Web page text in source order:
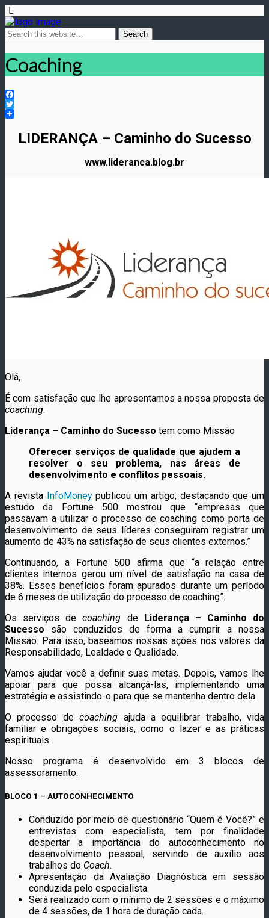
Coaching
Facebook
Twitter
LIDERANÇA – Caminho do Sucesso
www.lideranca.blog.br
Olá,
É com satisfação que lhe apresentamos a nossa proposta de
coaching.
Liderança – Caminho do Sucesso tem como Missão
Oferecer serviços de qualidade que ajudem a
resolver o seu problema, nas áreas de
desenvolvimento e conflitos pessoais.
A revista InfoMoneypublicou um artigo, destacando que um
estudo da Fortune 500 mostrou que “empresas que
passavam a utilizar o processo de coaching como porta de
desenvolvimento de seus líderes conseguiram registrar um
aumento de 43% na satisfação de seus clientes externos.”
Continuando, a Fortune 500 afirma que “a relação entre
clientes internos gerou um nível de satisfação na casa de
38%. Esses benefícios foram apurados durante um período
de 6 meses de utilização do processo de coaching”.
Os serviços decoaching de Liderança – Caminho do
Sucesso são conduzidos de forma a cumprir a nossa
Missão. Para isso, baseamos nossas ações nos valores da
Responsabilidade, Lealdade e Qualidade.
Vamos ajudar você a definir suas metas. Depois, vamos lhe
apoiar para que possa alcançá-las, implementando uma
estratégia e assistindo-o para que se mantenha dentro dela.
O processo decoaching ajuda a equilibrar trabalho, vida
familiar e obrigações sociais, como o lazer e as práticas
espirituais.
Nosso programa é desenvolvido em 3 blocos de
assessoramento:
BLOCO 1 – AUTOCONHECIMENTO
Conduzido por meio de questionário “Quem é Você?” e
entrevistas com especialista, tem por finalidade
despertar a importância do autoconhecimento no
desenvolvimento pessoal, servindo de auxílio aos
trabalhos do Coach.
Apresentação da Avaliação Diagnóstica em sessão
conduzida pelo especialista.
Será realizado com o mínimo de 2 sessões e o máximo
de 4 sessões, de 1 hora de duração cada.